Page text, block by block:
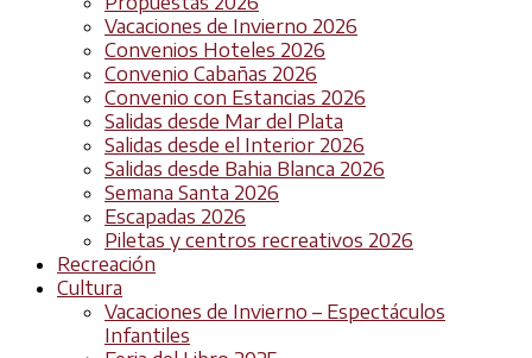
Vacaciones de Invierno 2026
Convenios Hoteles 2026
Convenio Cabañas 2026
Convenio con Estancias 2026
Salidas desde Mar del Plata
Salidas desde el Interior 2026
Salidas desde Bahia Blanca 2026
Semana Santa 2026
Escapadas 2026
Piletas y centros recreativos 2026
Recreación
Cultura
Vacaciones de Invierno – Espectáculos
Infantiles